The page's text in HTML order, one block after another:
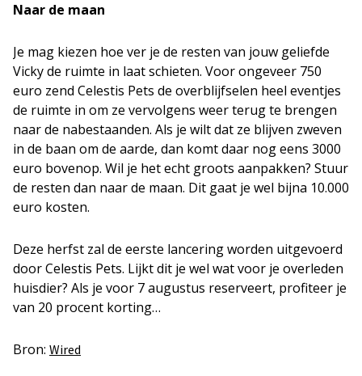
Naar de maan
Je mag kiezen hoe ver je de resten van jouw geliefde
Vicky de ruimte in laat schieten. Voor ongeveer 750
euro zend Celestis Pets de overblijfselen heel eventjes
de ruimte in om ze vervolgens weer terug te brengen
naar de nabestaanden. Als je wilt dat ze blijven zweven
in de baan om de aarde, dan komt daar nog eens 3000
euro bovenop. Wil je het echt groots aanpakken? Stuur
de resten dan naar de maan. Dit gaat je wel bijna 10.000
euro kosten.
Deze herfst zal de eerste lancering worden uitgevoerd
door Celestis Pets. Lijkt dit je wel wat voor je overleden
huisdier? Als je voor 7 augustus reserveert, profiteer je
van 20 procent korting…
Bron: Wired